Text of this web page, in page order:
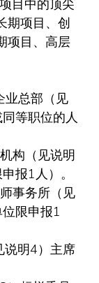
目中的顶尖
期项目、创
项目、高层
总部（见
等职位的人
构（见说明
报1人）。
事务所（见
限申报1
明4）主席